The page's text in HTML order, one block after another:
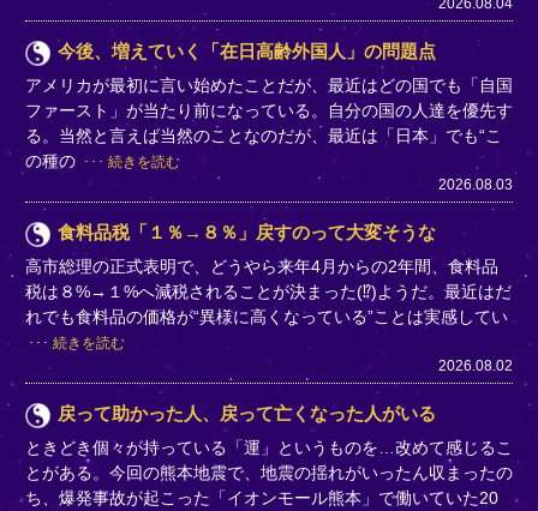
2026.08.04
今後、増えていく「在日高齢外国人」の問題点
アメリカが最初に言い始めたことだが、最近はどの国でも「自国
ファースト」が当たり前になっている。自分の国の人達を優先す
る。当然と言えば当然のことなのだが、最近は「日本」でも“こ
の種の
続きを読む
2026.08.03
食料品税「１％→８％」戻すのって大変そうな
高市総理の正式表明で、どうやら来年4月からの2年間、食料品
税は８%→１%へ減税されることが決まった(⁉)ようだ。最近はだ
れでも食料品の価格が“異様に高くなっている”ことは実感してい
続きを読む
2026.08.02
戻って助かった人、戻って亡くなった人がいる
ときどき個々が持っている「運」というものを…改めて感じるこ
とがある。今回の熊本地震で、地震の揺れがいったん収まったの
ち、爆発事故が起こった「イオンモール熊本」で働いていた20